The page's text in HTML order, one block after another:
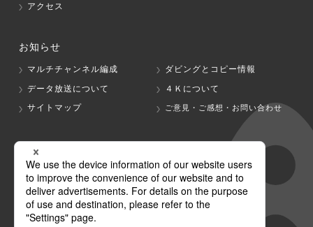
アクセス
お知らせ
マルチチャンネル編成
ダビングとコピー情報
データ放送について
４Ｋについて
サイトマップ
ご意見・ご感想・お問い合わせ
グループ会社
テレビ朝日 テレ朝チャンネル